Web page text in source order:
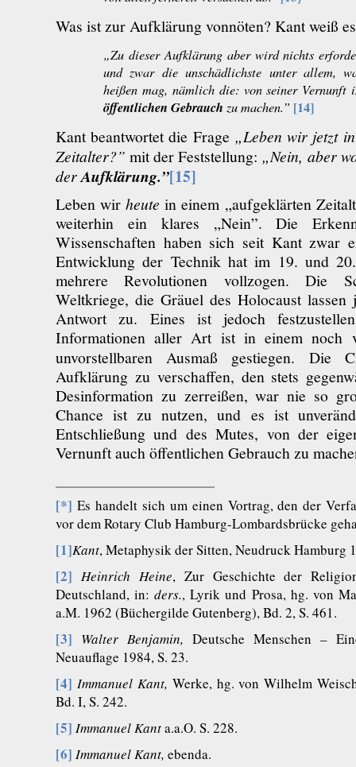
Was ist zur Aufklärung vonnöten? Kant weiß
„Zu dieser Aufklärung aber wird nichts
und zwar die unschädlichste unter allem,
heißen mag, nämlich die: von seiner Vernunft
öffentlichen Gebrauch zu machen.” [14]
Kant beantwortet die Frage „Leben wir jetzt
Zeitalter?” mit der Feststellung: „Nein, aber
derAufklärung.”[15]
Leben wirheute in einem „aufgeklärten
weiterhin ein klares „Nein”. Die
Wissenschaften haben sich seit Kant zwar
Entwicklung der Technik hat im 19. und
mehrere Revolutionen vollzogen. Die
Weltkriege, die Gräuel des Holocaust lassen
Antwort zu. Eines ist jedoch
Informationen aller Art ist in einem noch
unvorstellbaren Ausmaß gestiegen. Die
Aufklärung zu verschaffen, den stets
Desinformation zu zerreißen, war nie so
Chance ist zu nutzen, und es ist
Entschließung und des Mutes, von der
Vernunft auch öffentlichen Gebrauch zu
[*] Es handelt sich um einen Vortrag, den der
vor dem Rotary Club Hamburg-Lombardsbrücke
[1]Kant, Metaphysik der Sitten, Neudruck Hamburg
[2] Heinrich Heine, Zur Geschichte der
Deutschland, in:ders., Lyrik und Prosa, hg. von
a.M. 1962 (Büchergilde Gutenberg), Bd. 2, S. 461.
[3] Walter Benjamin, Deutsche Menschen –
Neuauflage 1984, S. 23.
[4] Immanuel Kant, Werke, hg. von Wilhelm
Bd. I, S. 242.
[5] Immanuel Kanta.a.O. S. 228.
[6] Immanuel Kant, ebenda.